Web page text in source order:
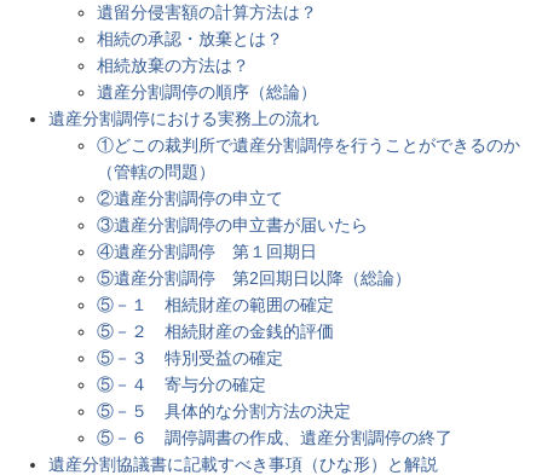
遺留分侵害額の計算方法は？
相続の承認・放棄とは？
相続放棄の方法は？
遺産分割調停の順序（総論）
遺産分割調停における実務上の流れ
①どこの裁判所で遺産分割調停を行うことができるのか
（管轄の問題）
②遺産分割調停の申立て
③遺産分割調停の申立書が届いたら
④遺産分割調停 第１回期日
⑤遺産分割調停 第2回期日以降（総論）
⑤－１ 相続財産の範囲の確定
⑤－２ 相続財産の金銭的評価
⑤－３ 特別受益の確定
⑤－４ 寄与分の確定
⑤－５ 具体的な分割方法の決定
⑤－６ 調停調書の作成、遺産分割調停の終了
遺産分割協議書に記載すべき事項（ひな形）と解説